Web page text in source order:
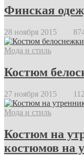
Финская
28 ноября 2015
Мода и стиль
Костюм
27 ноября 2015
Мода и стиль
Костюм на
костюмов на